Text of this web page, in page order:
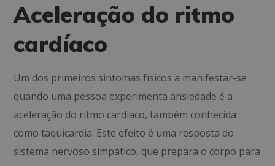
Aceleração do ritmo
cardíaco
Um dos primeiros sintomas físicos a manifestar-se
quando uma pessoa experimenta ansiedade é a
aceleração do ritmo cardíaco, também conhecida
como taquicardia. Este efeito é uma resposta do
sistema nervoso simpático, que prepara o corpo para